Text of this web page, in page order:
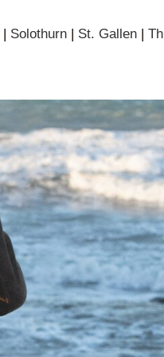
| Solothurn | St. Gallen |